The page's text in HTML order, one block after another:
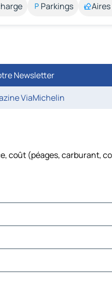
Parkings
Newsletter
ViaMichelin
(péages, carburant,